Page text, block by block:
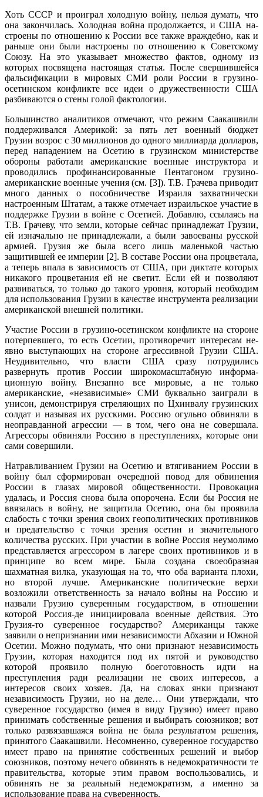
Хоть СССР и проиграл холодную войну, нельзя думать, что
она закончилась. Хо­лодная война продолжается, и США на­
строены по отношению к России все также враждебно, как и
раньше они были настро­ены по отношению к Советскому
Союзу. На это указывает множество фактов, одному из
которых посвящена настоящая статья. После свершившейся
фальсификации в мировых СМИ роли России в грузино­
осетинском конфликте все идеи о дружес­твенности США
разбиваются о стены голой фактологии.
Большинство аналитиков отмечают, что режим Саакашвили
поддерживался Америкой: за пять лет военный бюджет
Грузии возрос с 30 миллионов до одно­го миллиарда долларов,
перед нападени­ем на Осетию в грузинском министерстве
обороны работали американские военные инструктора и
проводились профинанси­рованные Пентагоном грузино-
американс­кие военные учения (см. [3]). Т.В. Грачева приводит
много данных о пособничестве Израиля захватнически
настроенным Шта­там, а также отмечает израильское участие в
поддержке Грузии в войне с Осетией. До­бавлю, ссылаясь на
Т.В. Грачеву, что зем­ли, которые сейчас принадлежат Грузии,
ей изначально не принадлежали, а были завоеваны русской
армией. Грузия же была всего лишь маленькой частью
защитившей ее империи [2]. В составе России она про­цветала,
а теперь впала в зависимость от США, при диктате которых
никакого про­цветания ей не светит. Если ей и позволяют
развиваться, то только до такого уровня, который необходим
для использования Грузии в качестве инструмента реализации
американской внешней политики.
Участие России в грузино-осетинском конфликте на стороне
потерпевшего, то есть Осетии, противоречит интересам не­
явно выступающих на стороне агрессивной Грузии США.
Неудивительно, что власти США сразу потрудились
развернуть про­тив России широкомасштабную информа­
ционную войну. Внезапно все мировые, а не только
американские, «независимые» СМИ буквально заиграли в
унисон, де­монстрируя стреляющих по Цхинвалу гру­зинских
солдат и называя их русскими. Россию огульно обвиняли в
неоправданной агрессии — в том, чего она не совершала.
Агрессоры обвиняли Россию в преступле­ниях, которые они
сами совершили.
Натравливанием Грузии на Осетию и втягиванием России в
войну был сфор­мирован очередной повод для обвинения
России в глазах мировой общественности. Провокация
удалась, и Россия снова была опорочена. Если бы Россия не
ввязалась в войну, не защитила Осетию, она бы проявила
слабость с точки зрения своих геополитических противников
и преда­тельство с точки зрения осетин и значи­тельного
количества русских. При участии в войне Россия неумолимо
представляется агрессором в лагере своих противников и в
принципе во всем мире. Была создана своеобразная
шахматная вилка, указу­ющая на то, что оба варианта плохи,
но второй лучше. Американские политичес­кие верхи
возложили ответственность за начало войны на Россию и
назвали Грузию суверенным государством, в отношении
которой Россия-де инициировала воен­ные действия. Это
Грузия-то суверенное государство? Американцы также
заявили о непризнании ими независимости Абха­зии и Южной
Осетии. Можно подумать, что они признают независимость
Грузии, которая находится под их пятой и руко­водство
которой проявило полную боего­товность идти на
преступления ради реа­лизации не своих интересов, а
интересов своих хозяев. Да, на словах янки признают
независимость Грузии, но на деле… Они утверждали, что
суверенное государство (имея в виду Грузию) имеет право
при­нимать собственные решения и выбирать союзников; вот
только развязавшаяся вой­на не была результатом решения,
приня­того Саакашвили. Несомненно, суверен­ное государство
имеет право на принятие собственных решений и выбор
союзников, поэтому нечего обвинять в недемокра­тичности те
правительства, которые этим правом воспользовались, и
обвинять не за реальный недемократизм, а именно за
использование права на суверенность.